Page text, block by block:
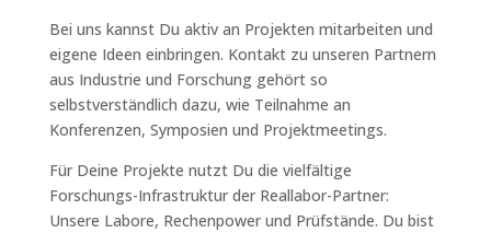
Bei uns kannst Du aktiv an Projekten mitarbeiten und
eigene Ideen einbringen. Kontakt zu unseren Partnern
aus Industrie und Forschung gehört so
selbstverständlich dazu, wie Teilnahme an
Konferenzen, Symposien und Projektmeetings.
Für Deine Projekte nutzt Du die vielfältige
Forschungs-Infrastruktur der Reallabor-Partner:
Unsere Labore, Rechenpower und Prüfstände. Du bist